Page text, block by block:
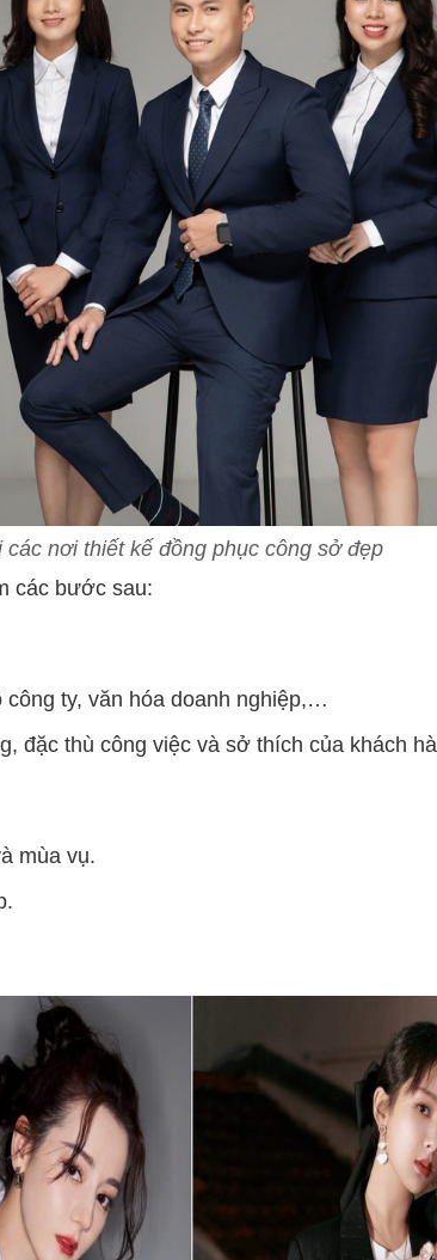
nơi thiết kế đồng phục công sở đẹp
các bước sau:
công ty, văn hóa doanh nghiệp,…
đặc thù công việc và sở thích của khách
mùa vụ.